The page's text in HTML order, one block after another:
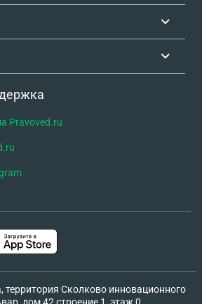
Pravoved.ru
территория Сколково инновационного